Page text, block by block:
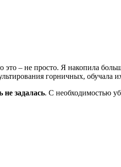
– не просто. Я накопила
горничных, обучала
не задалась. С необходимостью